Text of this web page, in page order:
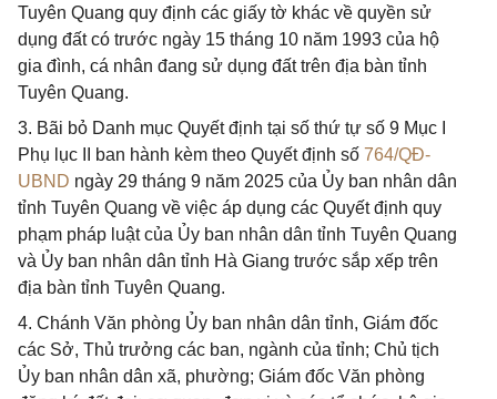
Tuyên Quang quy định các giấy tờ khác về quyền sử
dụng đất có trước ngày 15 tháng 10 năm 1993 của hộ
gia đình, cá nhân đang sử dụng đất trên địa bàn tỉnh
Tuyên Quang.
3. Bãi bỏ Danh mục Quyết định tại số thứ tự số 9 Mục I
Phụ lục II ban hành kèm theo Quyết định số 764/QĐ-
UBND ngày 29 tháng 9 năm 2025 của Ủy ban nhân dân
tỉnh Tuyên Quang về việc áp dụng các Quyết định quy
phạm pháp luật của Ủy ban nhân dân tỉnh Tuyên Quang
và Ủy ban nhân dân tỉnh Hà Giang trước sắp xếp trên
địa bàn tỉnh Tuyên Quang.
4. Chánh Văn phòng Ủy ban nhân dân tỉnh, Giám đốc
các Sở, Thủ trưởng các ban, ngành của tỉnh; Chủ tịch
Ủy ban nhân dân xã, phường; Giám đốc Văn phòng